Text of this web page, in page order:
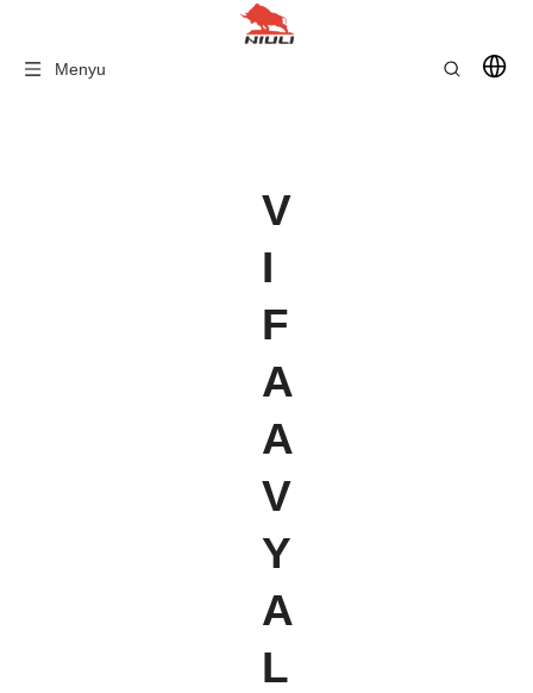
Menyu
V
I
F
A
A
V
Y
A
L